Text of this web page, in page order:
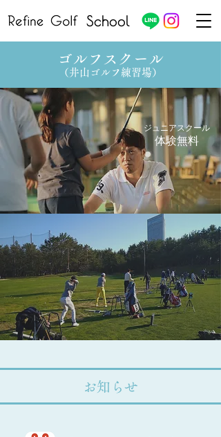
School
ゴルフスクール
（井山ゴルフ練習場）
ジュニアスクール
体験無料
お知らせ